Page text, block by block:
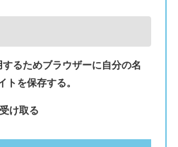
るためブラウザーに自分の名
トを保存する。
け取る